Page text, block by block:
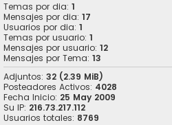
Temas por dia: 1
Mensajes por dia: 17
Usuarios por dia: 1
Temas por usuario: 1
Mensajes por usuario: 12
Mensajes por Tema: 13
Adjuntos: 32 (2.39 MiB)
Posteadores Activos: 4028
Fecha Inicio: 25 May 2009
Su IP: 216.73.217.112
Usuarios totales: 8769